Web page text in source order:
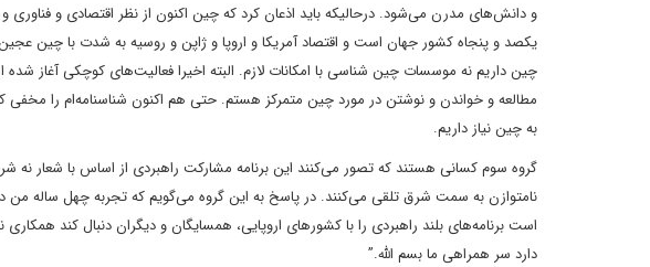
و دانش‌های مدرن می‌شود. درحالیکه باید اذعان کرد که چین اکنون از نظر اقتصادی و
یکصد و پنجاه کشور جهان است و اقتصاد آمریکا و اروپا و ژاپن و روسیه به شدت با چین
چین داریم نه موسسات چین شناسی با امکانات لازم. البته اخیرا فعالیت‌های کوچکی آغاز
مطالعه و خواندن و نوشتن در مورد چین متمرکز هستم. حتی هم اکنون شناسنامه‌ام را
به چین نیاز داریم.
گروه سوم کسانی هستند که تصور می‌کنند این برنامه مشارکت راهبردی از اساس با شعار
نامتوازن به سمت شرق تلقی می‌کنند. در پاسخ به این گروه می‌گویم که تجربه چهل ساله من
است برنامه‌های بلند راهبردی را با کشورهای اروپایی، همسایگان و دیگران دنبال کند همکاری
دارد سر همراهی ما بسم الله.”